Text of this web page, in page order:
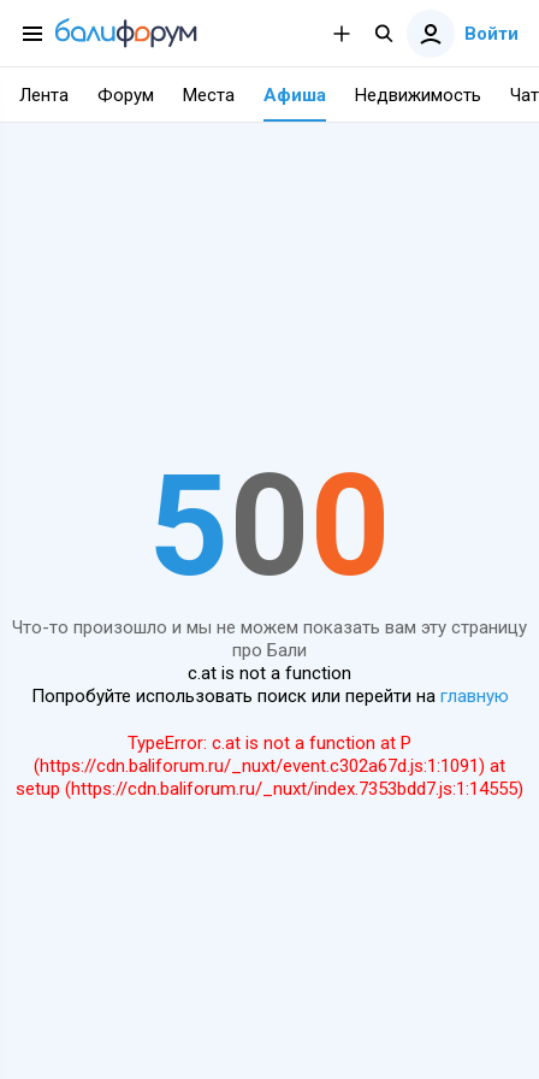
Войти
Лента Форум Места Афиша Недвижимость Чат
500
Что-то произошло и мы не можем показать вам эту страницу
про Бали
c.at is not a function
Попробуйте использовать поиск или перейти на главную
TypeError: c.at is not a function at P
(https://cdn.baliforum.ru/_nuxt/event.c302a67d.js:1:1091) at
setup (https://cdn.baliforum.ru/_nuxt/index.7353bdd7.js:1:14555)